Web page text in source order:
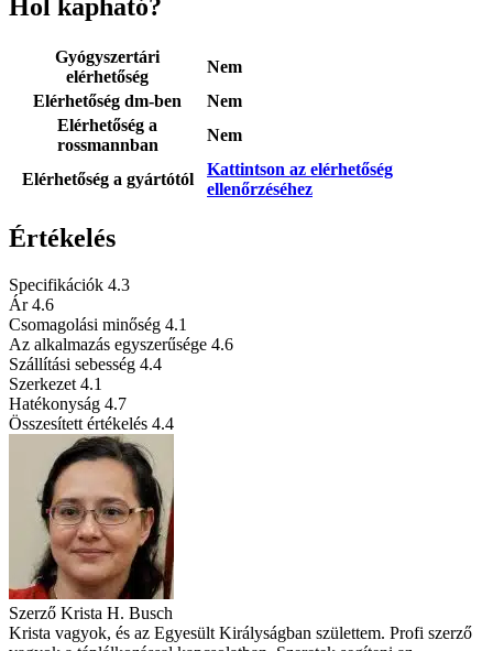
Hol kapható?
Gyógyszertári
elérhetőség
Nem
Elérhetőség dm-ben
Nem
Elérhetőség a
rossmannban
Nem
Elérhetőség a gyártótól
Kattintson az elérhetőség
ellenőrzéséhez
Értékelés
Specifikációk 4.3
Ár 4.6
Csomagolási minőség 4.1
Az alkalmazás egyszerűsége 4.6
Szállítási sebesség 4.4
Szerkezet 4.1
Hatékonyság 4.7
Összesített értékelés 4.4
Szerző Krista H. Busch
Krista vagyok, és az Egyesült Királyságban születtem. Profi szerző